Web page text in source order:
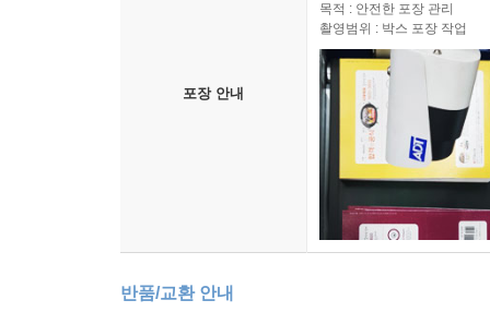
포장 안내
목적 : 안전한 포장 관리
촬영범위 : 박스 포장 작업
반품/교환 안내